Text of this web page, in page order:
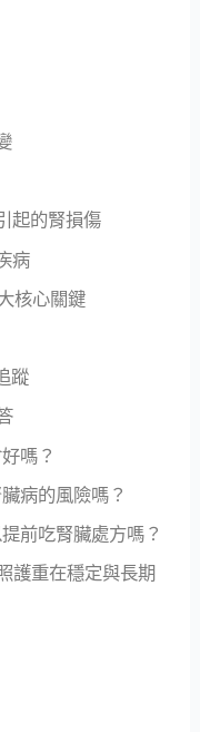
起的腎損傷
病
核心關鍵
蹤
嗎？
病的風險嗎？
前吃腎臟處方嗎？
護重在穩定與長期